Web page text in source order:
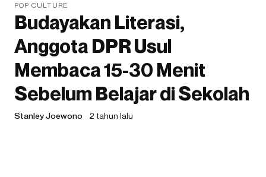
POP CULTURE
Budayakan Literasi,
Anggota DPR Usul
Membaca 15-30 Menit
Sebelum Belajar di Sekolah
Stanley Joewono 2 tahun lalu